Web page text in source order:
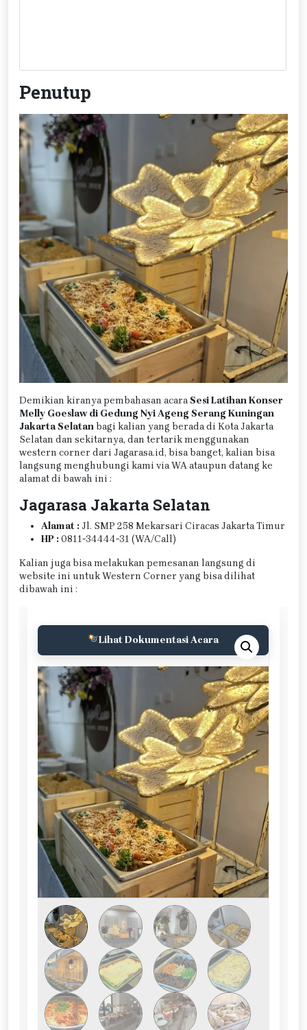
Penutup
Demikian kiranya pembahasan acaraSesi Latihan Konser
Melly Goeslaw di Gedung Nyi Ageng Serang Kuningan
Jakarta Selatanbagi kalian yang berada di Kota Jakarta
Selatan dan sekitarnya, dan tertarik menggunakan
western corner dari Jagarasa.id, bisa banget, kalian bisa
langsung menghubungi kami via WA ataupun datang ke
alamat di bawah ini :
Jagarasa Jakarta Selatan
Alamat :Jl. SMP 258 Mekarsari Ciracas Jakarta Timur
HP :0811-34444-31 (WA/Call)
Kalian juga bisa melakukan pemesanan langsung di
website ini untuk Western Corner yang bisa dilihat
dibawah ini :